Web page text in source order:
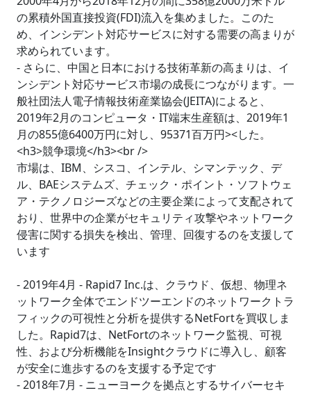
の累積外国直接投資(FDI)流入を集めました。このた
め、インシデント対応サービスに対する需要の高まりが
求められています。
- さらに、中国と日本における技術革新の高まりは、イ
ンシデント対応サービス市場の成長につながります。一
般社団法人電子情報技術産業協会(JEITA)によると、
2019年2月のコンピュータ・IT端末生産額は、2019年1
月の855億6400万円に対し、95371百万円><した。
<h3>競争環境</h3><br />
市場は、IBM、シスコ、インテル、シマンテック、デ
ル、BAEシステムズ、チェック・ポイント・ソフトウェ
ア・テクノロジーズなどの主要企業によって支配されて
おり、世界中の企業がセキュリティ攻撃やネットワーク
侵害に関する損失を検出、管理、回復するのを支援して
います
- 2019年4月 - Rapid7 Inc.は、クラウド、仮想、物理ネ
ットワーク全体でエンドツーエンドのネットワークトラ
フィックの可視性と分析を提供するNetFortを買収しま
した。Rapid7は、NetFortのネットワーク監視、可視
性、および分析機能をInsightクラウドに導入し、顧客
が安全に進歩するのを支援する予定です
- 2018年7月 - ニューヨークを拠点とするサイバーセキ